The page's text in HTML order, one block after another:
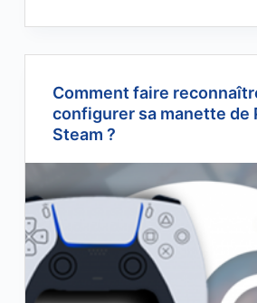
Comment faire
configurer sa manette de
Steam ?